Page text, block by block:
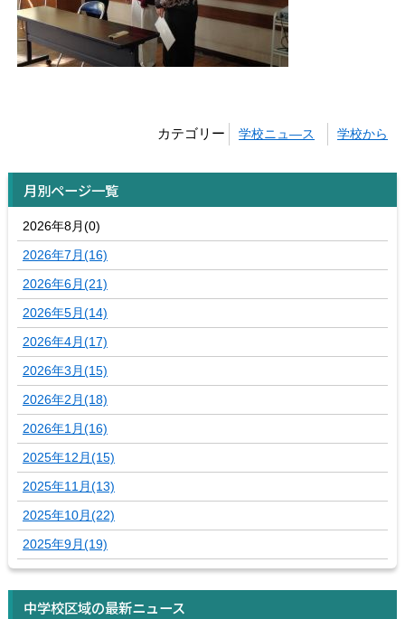
カテゴリー 学校ニュ―ス 学校から
月別ページ一覧
2026年8月(0)
2026年7月(16)
2026年6月(21)
2026年5月(14)
2026年4月(17)
2026年3月(15)
2026年2月(18)
2026年1月(16)
2025年12月(15)
2025年11月(13)
2025年10月(22)
2025年9月(19)
中学校区域の最新ニュース